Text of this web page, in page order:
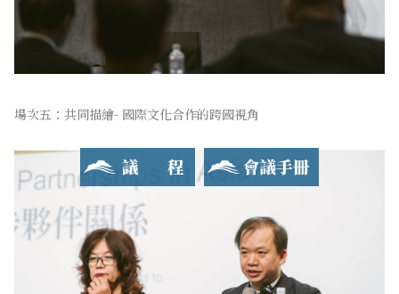
2019 玉山論壇
亞洲創新與進步對話
會議手冊 會議手冊
場次五：共同描繪- 國際文化合作的跨國視角